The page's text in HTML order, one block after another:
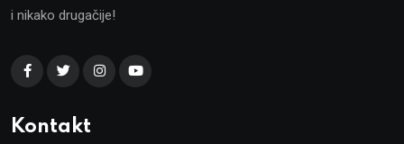
i nikako drugačije!
Kontakt